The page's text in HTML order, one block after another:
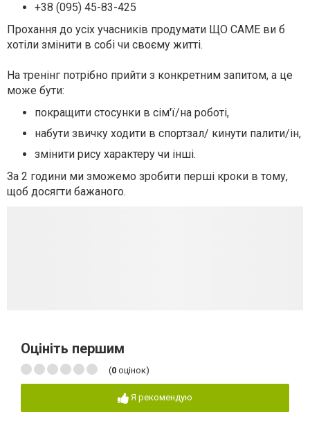
+38 (095) 45-83-425
Прохання до усіх учасників продумати ЩО САМЕ ви б
хотіли змінити в собі чи своєму житті.
На тренінг потрібно прийти з конкретним запитом, а це
може бути:
покращити стосунки в сім'ї/на роботі,
набути звичку ходити в спортзал/ кинути палити/ін,
змінити рису характеру чи інші.
За 2 години ми зможемо зробити перші кроки в тому,
щоб досягти бажаного.
Оцініть першим
(0 оцінок)
Я рекомендую